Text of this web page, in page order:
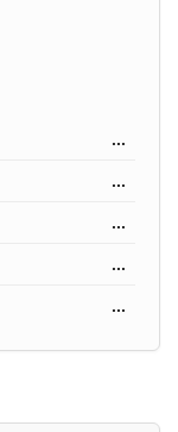
...
...
...
...
...